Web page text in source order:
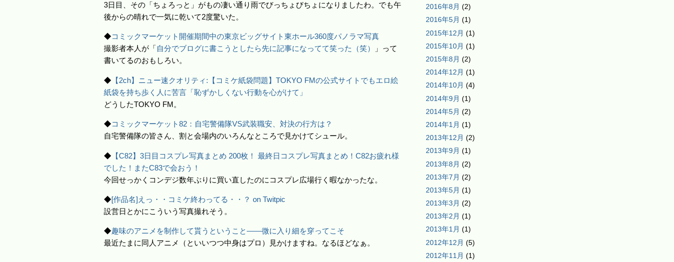
3日目、その「ちょろっと」がもの凄い通り雨でびっちょびちょになりましたわ。でも午
後からの晴れで一気に乾いて2度驚いた。
◆コミックマーケット開催期間中の東京ビッグサイト東ホール360度パノラマ写真
撮影者本人が「自分でブログに書こうとしたら先に記事になってて笑った（笑）
」って
書いてるのおもしろい。
◆ 【2ch】ニュー速クオリティ:【コミケ紙袋問題】TOKYO FMの公式サイトでもエロ絵
紙袋を持ち歩く人に苦言「恥ずかしくない行動を心がけて」
どうしたTOKYO FM。
◆コミックマーケット82：自宅警備隊VS武装職安、対決の行方は？
自宅警備隊の皆さん、割と会場内のいろんなところで見かけてシュール。
◆ 【C82】3日目コスプレ写真まとめ 200枚！ 最終日コスプレ写真まとめ！C82お疲れ様
でした！またC83で会おう！
今回せっかくコンデジ数年ぶりに買い直したのにコスプレ広場行く暇なかったな。
◆[作品名]えっ・・コミケ終わってる・・？ on Twitpic
設営日とかにこういう写真撮れそう。
◆趣味のアニメを制作して貰うということ――微に入り細を穿ってこそ
最近たまに同人アニメ（といいつつ中身はプロ）見かけますね。なるほどなぁ。
2016年8月 (2)
2016年5月 (1)
2015年12月 (1)
2015年10月 (1)
2015年8月 (2)
2014年12月 (1)
2014年10月 (4)
2014年9月 (1)
2014年5月 (2)
2014年1月 (1)
2013年12月 (2)
2013年9月 (1)
2013年8月 (2)
2013年7月 (2)
2013年5月 (1)
2013年3月 (2)
2013年2月 (1)
2013年1月 (1)
2012年12月 (5)
2012年11月 (1)